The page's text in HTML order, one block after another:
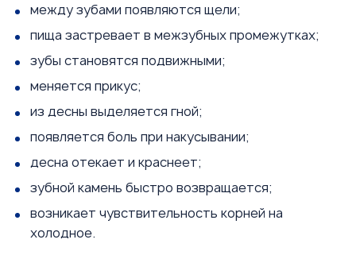
между зубами появляются щели;
пища застревает в межзубных промежутках;
зубы становятся подвижными;
меняется прикус;
из десны выделяется гной;
появляется боль при накусывании;
десна отекает и краснеет;
зубной камень быстро возвращается;
возникает чувствительность корней на
холодное.